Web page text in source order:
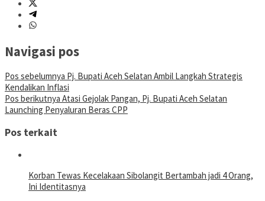
Navigasi pos
Pos sebelumnya Pj. Bupati Aceh Selatan Ambil Langkah Strategis
Kendalikan Inflasi
Pos berikutnya Atasi Gejolak Pangan, Pj. Bupati Aceh Selatan
Launching Penyaluran Beras CPP
Pos terkait
Korban Tewas Kecelakaan Sibolangit Bertambah jadi 4 Orang,
Ini Identitasnya